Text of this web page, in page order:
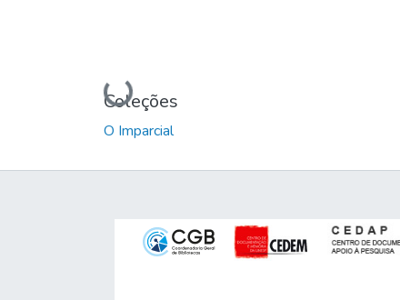
Carregando...
Coleções
O Imparcial